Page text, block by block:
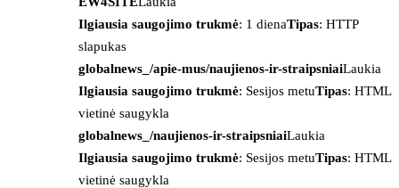
Ilgiausia saugojimo trukmė: 1 dienaTipas: HTTP
slapukas
globalnews_/apie-mus/naujienos-ir-straipsniaiLaukia
Ilgiausia saugojimo trukmė: Sesijos metuTipas: HTML
vietinė saugykla
globalnews_/naujienos-ir-straipsniaiLaukia
Ilgiausia saugojimo trukmė: Sesijos metuTipas: HTML
vietinė saugykla